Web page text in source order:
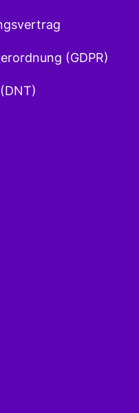
(GDPR)